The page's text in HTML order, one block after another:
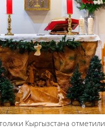
Кыргызстана отметили